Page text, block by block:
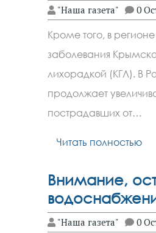
"Наша газета" 0
Кроме того, в
заболевания
лихорадкой (КГЛ). В
продолжает
пострадавших от…
Читать полностью
Внимание,
"Наша газета" 0